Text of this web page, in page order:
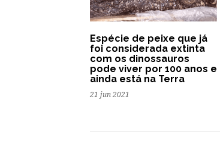
Espécie de peixe que já
foi considerada extinta
com os dinossauros
pode viver por 100 anos e
ainda está na Terra
21 jun 2021